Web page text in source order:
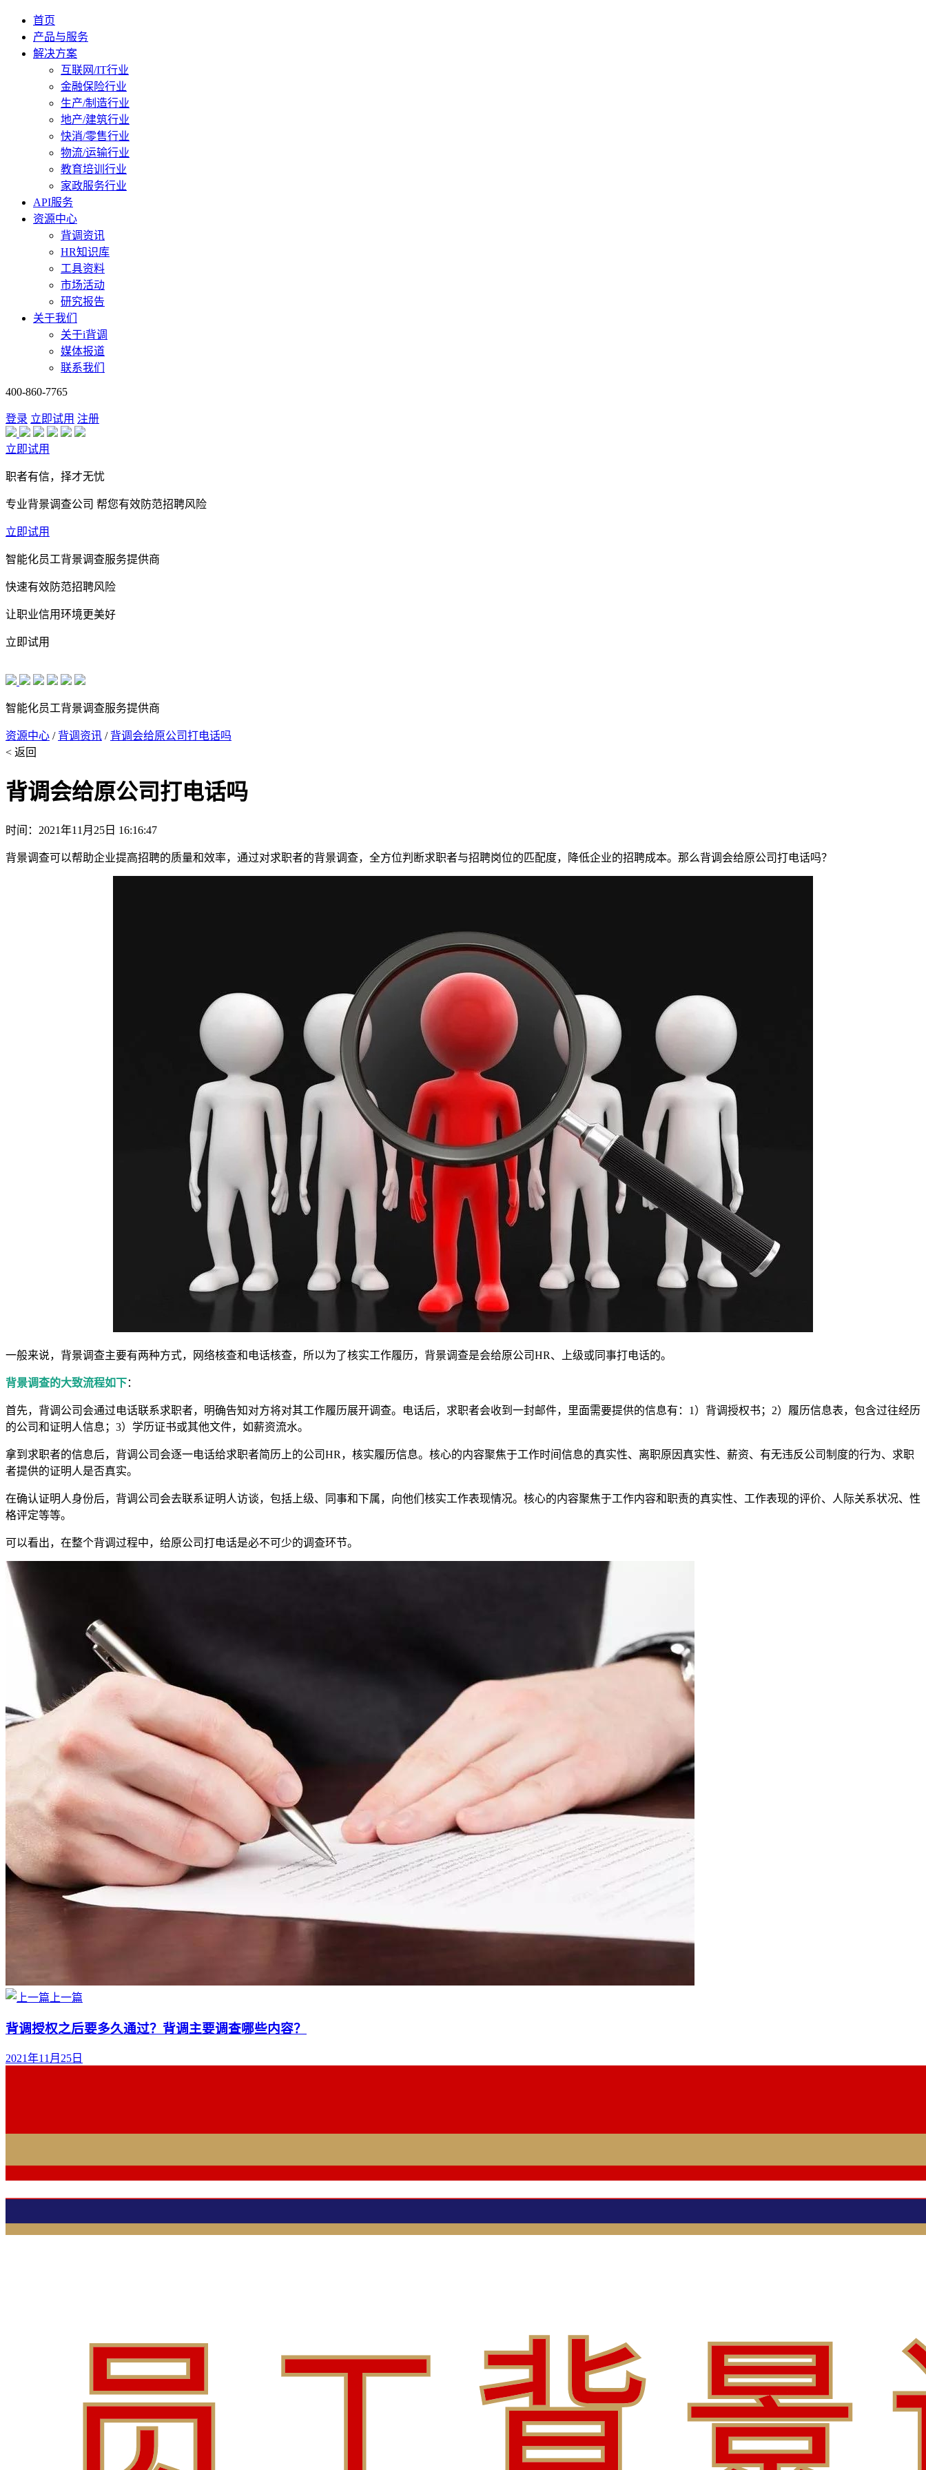
首页
产品与服务
解决方案
互联网/IT行业
金融保险行业
生产/制造行业
地产/建筑行业
快消/零售行业
物流/运输行业
教育培训行业
家政服务行业
API服务
资源中心
背调资讯
HR知识库
工具资料
市场活动
研究报告
关于我们
关于i背调
媒体报道
联系我们
400-860-7765
登录 立即试用 注册
立即试用
职者有信，择才无忧
专业背景调查公司 帮您有效防范招聘风险
立即试用
智能化员工背景调查服务提供商
快速有效防范招聘风险
让职业信用环境更美好
立即试用
智能化员工背景调查服务提供商
资源中心 / 背调资讯 / 背调会给原公司打电话吗
< 返回
背调会给原公司打电话吗
时间：2021年11月25日 16:16:47
背景调查可以帮助企业提高招聘的质量和效率，通过对求职者的背景调查，全方位判断求职者与招聘岗位的匹配度，降低企业的招聘成本。那么背调会给原公司打电话吗？
一般来说，背景调查主要有两种方式，网络核查和电话核查，所以为了核实工作履历，背景调查是会给原公司HR、上级或同事打电话的。
背景调查的大致流程如下：
首先，背调公司会通过电话联系求职者，明确告知对方将对其工作履历展开调查。电话后，求职者会收到一封邮件，里面需要提供的信息有：1）背调授权书；2）履历信息表，包含过往经历
的公司和证明人信息；3）学历证书或其他文件，如薪资流水。
拿到求职者的信息后，背调公司会逐一电话给求职者简历上的公司HR，核实履历信息。核心的内容聚焦于工作时间信息的真实性、离职原因真实性、薪资、有无违反公司制度的行为、求职
者提供的证明人是否真实。
在确认证明人身份后，背调公司会去联系证明人访谈，包括上级、同事和下属，向他们核实工作表现情况。核心的内容聚焦于工作内容和职责的真实性、工作表现的评价、人际关系状况、性
格评定等等。
可以看出，在整个背调过程中，给原公司打电话是必不可少的调查环节。
上一篇
背调授权之后要多久通过？背调主要调查哪些内容？
2021年11月25日